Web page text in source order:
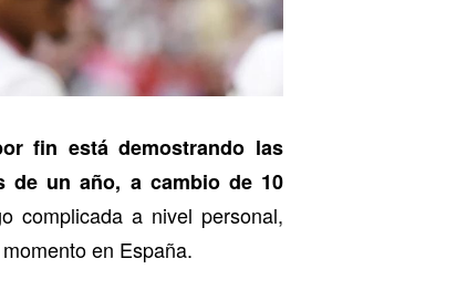
fin está demostrando las
de un año, a cambio de 10
complicada a nivel personal,
en España.